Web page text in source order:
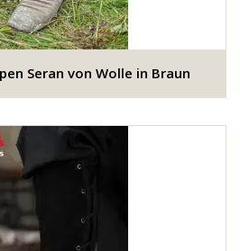
Seran von Wolle in Braun